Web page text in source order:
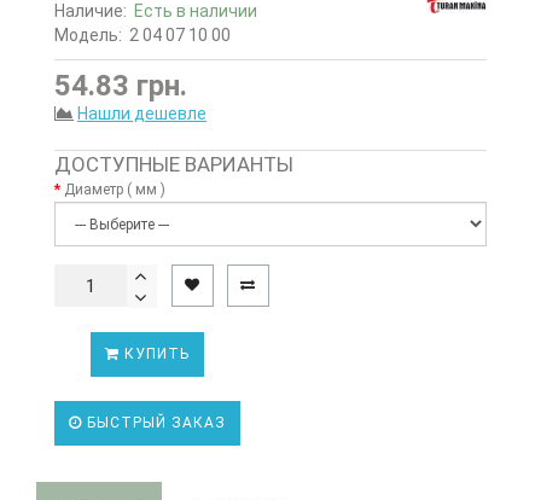
Наличие: Есть в наличии
Модель: 2 04 07 10 00
54.83 грн.
Нашли дешевле
ДОСТУПНЫЕ ВАРИАНТЫ
Диаметр ( мм )
КУПИТЬ
БЫСТРЫЙ ЗАКАЗ